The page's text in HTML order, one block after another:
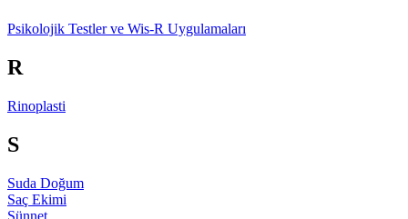
Psikolojik Testler ve Wis-R Uygulamaları
R
Rinoplasti
S
Suda Doğum
Saç Ekimi
Sünnet